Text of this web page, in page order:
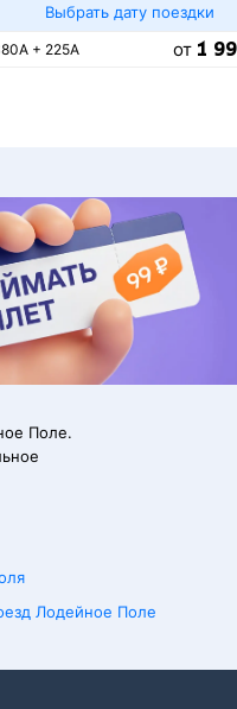
Выбрать дату поездки
+ 225А от 1
Поле.
Лодейное Поле